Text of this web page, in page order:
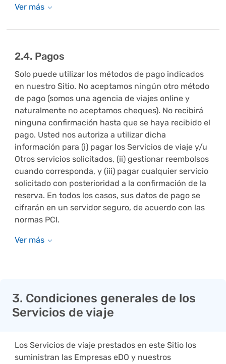
2.4. Pagos
Solo puede utilizar los métodos de pago indicados
en nuestro Sitio. No aceptamos ningún otro método
de pago (somos una agencia de viajes online y
naturalmente no aceptamos cheques). No recibirá
ninguna confirmación hasta que se haya recibido el
pago. Usted nos autoriza a utilizar dicha
información para (i) pagar los Servicios de viaje y/u
Otros servicios solicitados, (ii) gestionar reembolsos
cuando corresponda, y (iii) pagar cualquier servicio
solicitado con posterioridad a la confirmación de la
reserva. En todos los casos, sus datos de pago se
cifrarán en un servidor seguro, de acuerdo con las
normas PCI.
3. Condiciones generales de los
Servicios de viaje
Los Servicios de viaje prestados en este Sitio los
suministran las Empresas eDO y nuestros